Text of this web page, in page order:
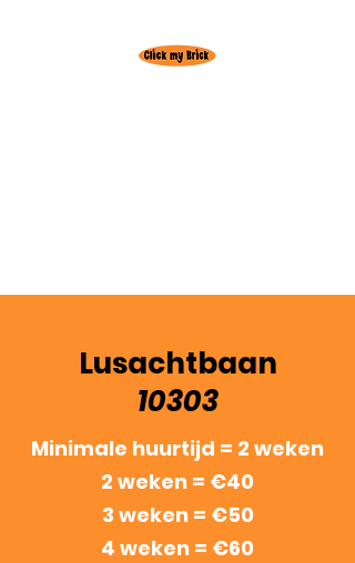
Lusachtbaan
10303
Minimale huurtijd = 2 weken
2 weken = €40
3 weken = €50
4 weken = €60